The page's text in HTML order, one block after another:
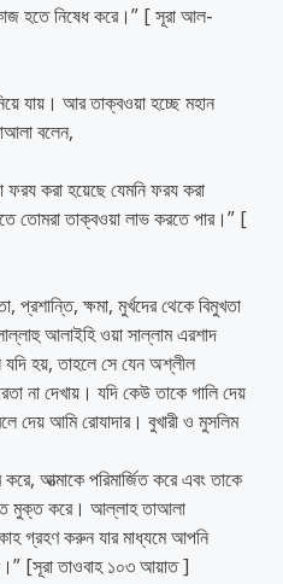
হতে নিষেধ করে।” [ সূরা আল-
যায়। আর তাক্বওয়া হচ্ছে মহান
বলেন,
ফরয করা হয়েছে যেমনি ফরয করা
তোমরা তাক্বওয়া লাভ করতে পার।” [
প্রশান্তি, ক্ষমা, মুর্খদের থেকে বিমুখতা
আলাইহি ওয়া সাল্লাম এরশাদ
যদি হয়, তাহলে সে যেন অশ্লীল
না দেখায়। যদি কেউ তাকে গালি দেয়
দেয় আমি রোযাদার। বুখারী ও মুসলিম
আত্মাকে পরিমার্জিত করে এবং তাকে
মুক্ত করে। আল্লাহ তাআলা
গ্রহণ করুন যার মাধ্যমে আপনি
[সূরা তাওবাহ ১০৩ আয়াত ]